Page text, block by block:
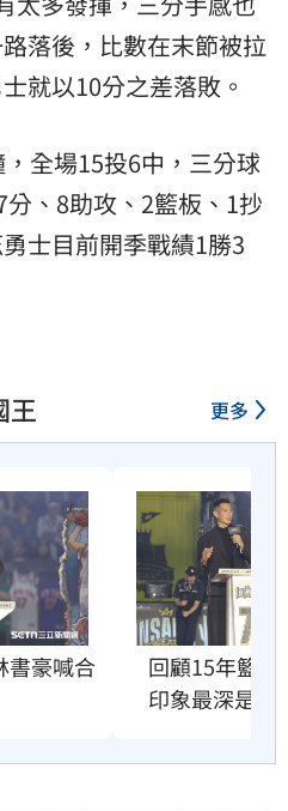
落後，比數在末節被拉
就以10分之差落敗。
全場15投6中，三分球
、8助攻、2籃板、1抄
士目前開季戰績1勝3
王 更多
書豪喊合
回顧15年籃
印象最深是這